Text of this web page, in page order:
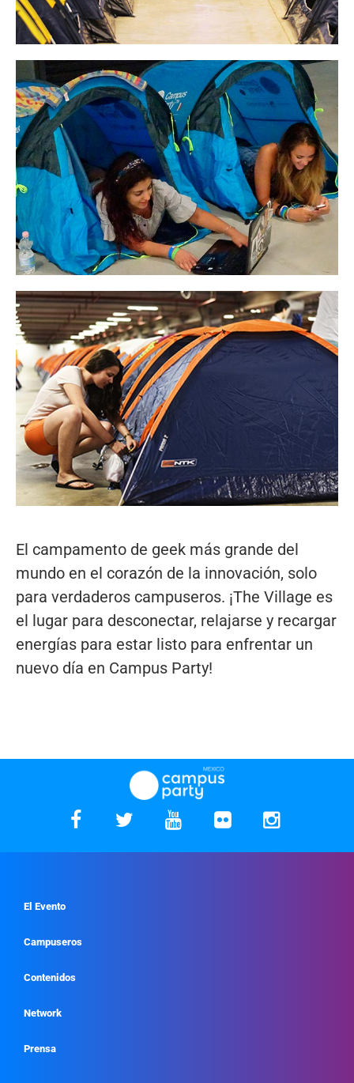
El campamento de geek más grande del
mundo en el corazón de la innovación, solo
para verdaderos campuseros. ¡The Village es
el lugar para desconectar, relajarse y recargar
energías para estar listo para enfrentar un
nuevo día en Campus Party!
El Evento
Campuseros
Contenidos
Network
Prensa